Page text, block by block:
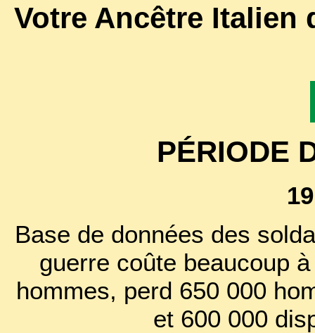
Votre Ancêtre Italien
PÉRIODE
Base de données des
guerre coûte beaucoup
hommes, perd 650 000
et 600 000